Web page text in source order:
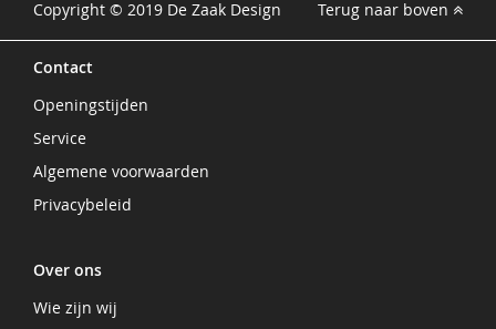
Copyright © 2019 De Zaak Design Terug naar boven
Contact
Openingstijden
Service
Algemene voorwaarden
Privacybeleid
Over ons
Wie zijn wij